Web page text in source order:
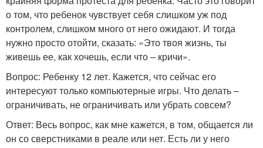
о том, что ребенок чувствует себя слишком уж под
контролем, слишком много от него ожидают. И тогда
нужно просто отойти, сказать: «Это твоя жизнь, ты
живешь ее, как хочешь, если что – кричи».
Вопрос: Ребенку 12 лет. Кажется, что сейчас его
интересуют только компьютерные игры. Что делать –
ограничивать, не ограничивать или убрать совсем?
Ответ: Весь вопрос, как мне кажется, в том, общается ли
он со сверстниками в реале или нет. Есть ли у него